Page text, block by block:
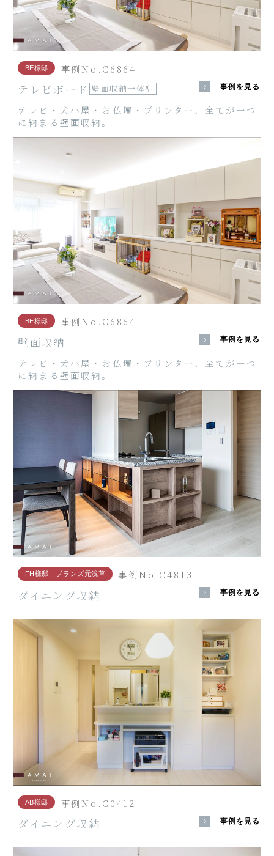
BE様邸 事例No.C6864
テレビボード 壁面収納一体型 事例を見る
テレビ・犬小屋・お仏壇・プリンター、全てが一つ
に納まる壁面収納。
BE様邸 事例No.C6864
壁面収納 事例を見る
テレビ・犬小屋・お仏壇・プリンター、全てが一つ
に納まる壁面収納。
FH様邸 ブランズ元浅草 事例No.C4813
ダイニング収納 事例を見る
AB様邸 事例No.C0412
ダイニング収納 事例を見る